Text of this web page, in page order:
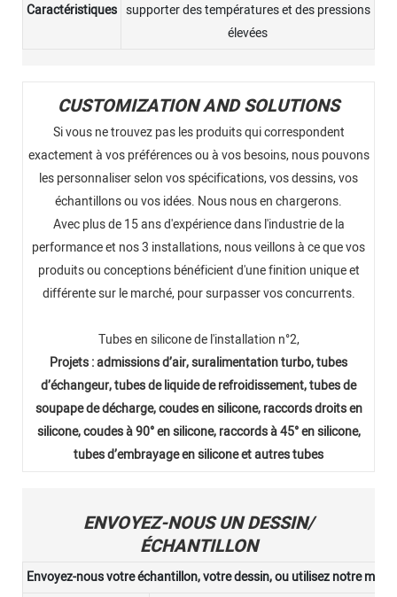
Caractéristiques supporter des températures et des pressions
élevées
CUSTOMIZATION AND SOLUTIONS
Si vous ne trouvez pas les produits qui correspondent
exactement à vos préférences ou à vos besoins, nous pouvons
les personnaliser selon vos spécifications, vos dessins, vos
échantillons ou vos idées. Nous nous en chargerons.
Avec plus de 15 ans d'expérience dans l'industrie de la
performance et nos 3 installations, nous veillons à ce que vos
produits ou conceptions bénéficient d'une finition unique et
différente sur le marché, pour surpasser vos concurrents.
Tubes en silicone de l'installation n°2,
Projets : admissions d’air, suralimentation turbo, tubes
d’échangeur, tubes de liquide de refroidissement, tubes de
soupape de décharge, coudes en silicone, raccords droits en
silicone, coudes à 90° en silicone, raccords à 45° en silicone,
tubes d’embrayage en silicone et autres tubes
ENVOYEZ-NOUS UN DESSIN/
ÉCHANTILLON
Envoyez-nous votre échantillon, votre dessin, ou utilisez notre